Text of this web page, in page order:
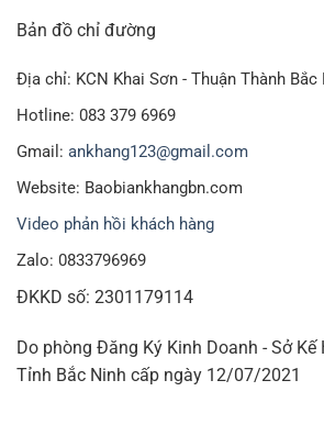
Bản đồ chỉ đường
Địa chỉ: KCN Khai Sơn - Thuận Thành Bắc
Hotline: 083 379 6969
Gmail: ankhang123@gmail.com
Website: Baobiankhangbn.com
Video phản hồi khách hàng
Zalo: 0833796969
ĐKKD số: 2301179114
Do phòng Đăng Ký Kinh Doanh - Sở
Tỉnh Bắc Ninh cấp ngày 12/07/2021